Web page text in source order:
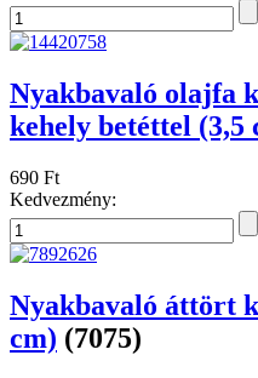
Nyakbavaló olajfa
kehely betéttel (3,5
690 Ft
Kedvezmény:
Nyakbavaló áttört
cm) (7075)